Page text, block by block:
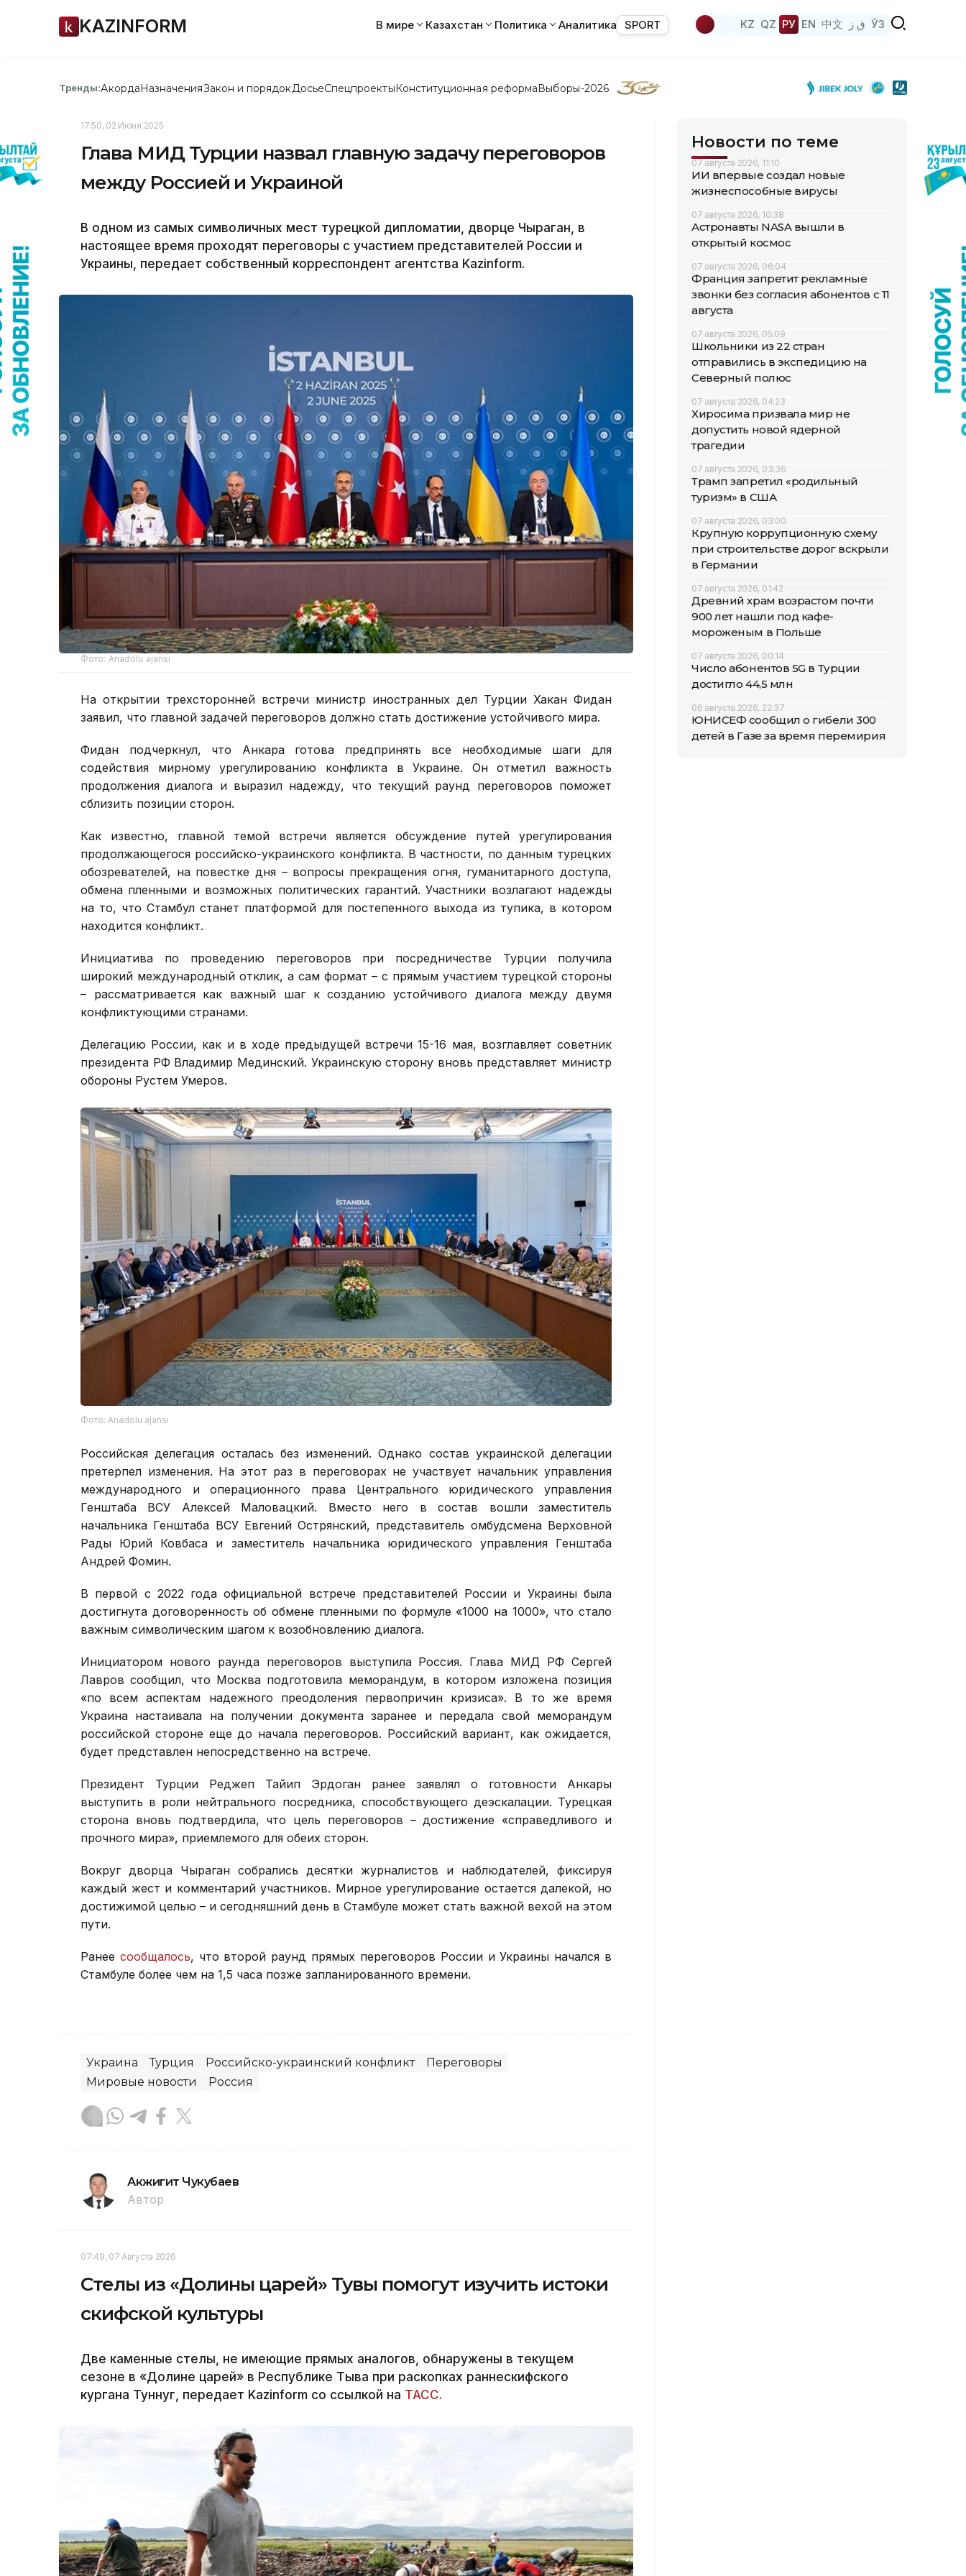
KAZINFORM В мире Казахстан Политика Аналитика SPORT KZ QZ РУ EN 中文 ق ز ЎЗ
Тренды:АкордаНазначенияЗакон и порядок ДосьеСпецпроектыКонституционная реформаВыборы-2026
17:50, 02 Июня 2025
Глава МИД Турции назвал главную задачу переговоров
между Россией и Украиной
В одном из самых символичных мест турецкой дипломатии, дворце Чыраган, в
настоящее время проходят переговоры с участием представителей России и
Украины, передает собственный корреспондент агентства Kazinform.
Фото: Anadolu ajansı
На открытии трехсторонней встречи министр иностранных дел Турции Хакан Фидан
заявил, что главной задачей переговоров должно стать достижение устойчивого мира.
Фидан подчеркнул, что Анкара готова предпринять все необходимые шаги для
содействия мирному урегулированию конфликта в Украине. Он отметил важность
продолжения диалога и выразил надежду, что текущий раунд переговоров поможет
сблизить позиции сторон.
Как известно, главной темой встречи является обсуждение путей урегулирования
продолжающегося российско-украинского конфликта. В частности, по данным турецких
обозревателей, на повестке дня – вопросы прекращения огня, гуманитарного доступа,
обмена пленными и возможных политических гарантий. Участники возлагают надежды
на то, что Стамбул станет платформой для постепенного выхода из тупика, в котором
находится конфликт.
Инициатива по проведению переговоров при посредничестве Турции получила
широкий международный отклик, а сам формат – с прямым участием турецкой стороны
– рассматривается как важный шаг к созданию устойчивого диалога между двумя
конфликтующими странами.
Делегацию России, как и в ходе предыдущей встречи 15-16 мая, возглавляет советник
президента РФ Владимир Мединский. Украинскую сторону вновь представляет министр
обороны Рустем Умеров.
Фото: Anadolu ajansı
Российская делегация осталась без изменений. Однако состав украинской делегации
претерпел изменения. На этот раз в переговорах не участвует начальник управления
международного и операционного права Центрального юридического управления
Генштаба ВСУ Алексей Маловацкий. Вместо него в состав вошли заместитель
начальника Генштаба ВСУ Евгений Острянский, представитель омбудсмена Верховной
Рады Юрий Ковбаса и заместитель начальника юридического управления Генштаба
Андрей Фомин.
В первой с 2022 года официальной встрече представителей России и Украины была
достигнута договоренность об обмене пленными по формуле «1000 на 1000», что стало
важным символическим шагом к возобновлению диалога.
Инициатором нового раунда переговоров выступила Россия. Глава МИД РФ Сергей
Лавров сообщил, что Москва подготовила меморандум, в котором изложена позиция
«по всем аспектам надежного преодоления первопричин кризиса». В то же время
Украина настаивала на получении документа заранее и передала свой меморандум
российской стороне еще до начала переговоров. Российский вариант, как ожидается,
будет представлен непосредственно на встрече.
Президент Турции Реджеп Тайип Эрдоган ранее заявлял о готовности Анкары
выступить в роли нейтрального посредника, способствующего деэскалации. Турецкая
сторона вновь подтвердила, что цель переговоров – достижение «справедливого и
прочного мира», приемлемого для обеих сторон.
Вокруг дворца Чыраган собрались десятки журналистов и наблюдателей, фиксируя
каждый жест и комментарий участников. Мирное урегулирование остается далекой, но
достижимой целью – и сегодняшний день в Стамбуле может стать важной вехой на этом
пути.
Ранее сообщалось, что второй раунд прямых переговоров России и Украины начался в
Стамбуле более чем на 1,5 часа позже запланированного времени.
Украина Турция Российско-украинский конфликт
Переговоры
Мировые новости
Россия
Акжигит Чукубаев
Автор
07:49, 07 Августа 2026
Стелы из «Долины царей» Тувы помогут изучить истоки
скифской культуры
Две каменные стелы, не имеющие прямых аналогов, обнаружены в текущем
сезоне в «Долине царей» в Республике Тыва при раскопках раннескифского
кургана Туннуг, передает Kazinform со ссылкой на ТАСС.
Новости по теме
07 августа 2026, 11:10
ИИ впервые создал новые
жизнеспособные вирусы
07 августа 2026, 10:38
Астронавты NASA вышли в
открытый космос
07 августа 2026, 06:04
Франция запретит рекламные
звонки без согласия абонентов с 11
августа
07 августа 2026, 05:09
Школьники из 22 стран
отправились в экспедицию на
Северный полюс
07 августа 2026, 04:23
Хиросима призвала мир не
допустить новой ядерной
трагедии
07 августа 2026, 03:36
Трамп запретил «родильный
туризм» в США
07 августа 2026, 03:00
Крупную коррупционную схему
при строительстве дорог вскрыли
в Германии
07 августа 2026, 01:42
Древний храм возрастом почти
900 лет нашли под кафе-
мороженым в Польше
07 августа 2026, 00:14
Число абонентов 5G в Турции
достигло 44,5 млн
06 августа 2026, 22:37
ЮНИСЕФ сообщил о гибели 300
детей в Газе за время перемирия